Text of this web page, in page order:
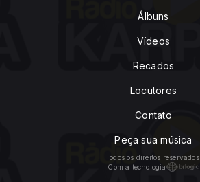
Álbuns
Vídeos
Recados
Locutores
Contato
Peça sua música
Todos os direitos reservados.
Com a tecnologia